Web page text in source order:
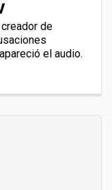
de
el audio.